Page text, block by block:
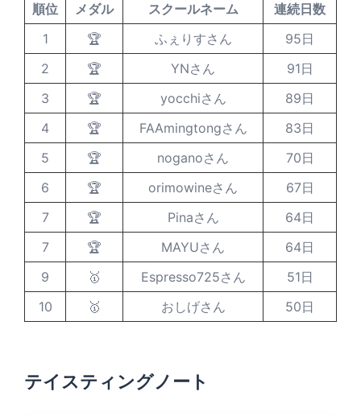
順位 メダル スクールネーム
連続日数
1
🏆 ふぇりすさん
95日
2
🏆 YNさん
91日
3
🏆 yocchiさん
89日
4
🏆 FAAmingtongさん
83日
5
🏆 noganoさん
70日
6
🏆 orimowineさん
67日
7
🏆 Pinaさん
64日
7
🏆 MAYUさん
64日
9
🥇 Espresso725さん
51日
10
🥇 おしげさん 50日
テイスティングノート